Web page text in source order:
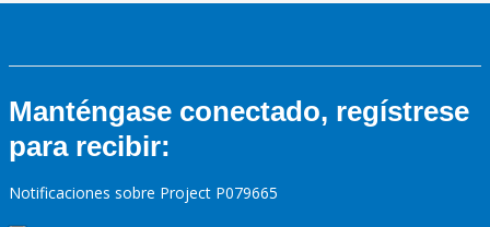
Manténgase conectado, regístrese
para recibir:
Notificaciones sobre Project P079665